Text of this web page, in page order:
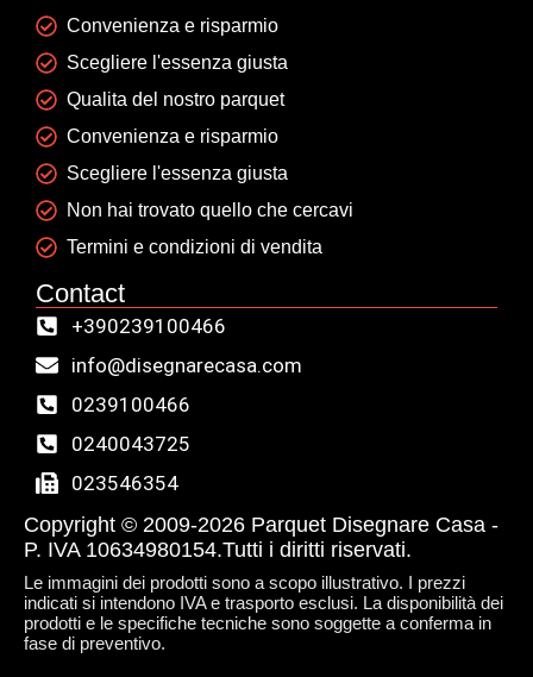
Convenienza e risparmio
Scegliere l'essenza giusta
Qualita del nostro parquet
Convenienza e risparmio
Scegliere l'essenza giusta
Non hai trovato quello che cercavi
Termini e condizioni di vendita
Contact
+390239100466
info@disegnarecasa.com
0239100466
0240043725
023546354
Copyright © 2009-2026 Parquet Disegnare Casa -
P. IVA 10634980154.Tutti i diritti riservati.
Le immagini dei prodotti sono a scopo illustrativo. I prezzi
indicati si intendono IVA e trasporto esclusi. La disponibilità dei
prodotti e le specifiche tecniche sono soggette a conferma in
fase di preventivo.